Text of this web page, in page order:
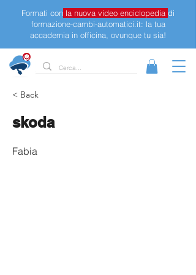
Formati con la nuova video enciclopedia di
formazione-cambi-automatici.it: la tua
accademia in officina, ovunque tu sia!
< Back
skoda
Fabia